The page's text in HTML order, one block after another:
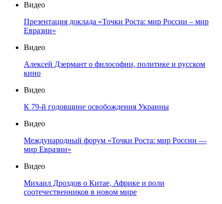
Видео
Презентация доклада «Точки Роста: мир России – мир
Евразии»
Видео
Алексей Дзермант о философии, политике и русском
кино
Видео
К 79-й годовщине освобождения Украины
Видео
Международный форум «Точки Роста: мир России —
мир Евразии»
Видео
Михаил Дроздов о Китае, Африке и роли
соотечественников в новом мире